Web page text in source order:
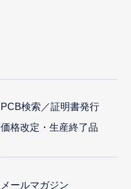
PCB検索／証明書発行
価格改定・生産終了品
メールマガジン